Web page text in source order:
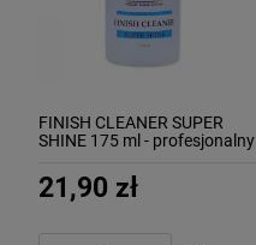
FINISH CLEANER SUPER
SHINE 175 ml - profesjonalny
warstwy dyspersyjnej
MOLLON
21,90 zł